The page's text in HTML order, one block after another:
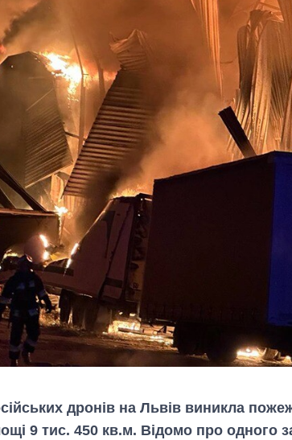
дронів на Львів виникла
9 тис. 450 кв.м. Відомо про одного